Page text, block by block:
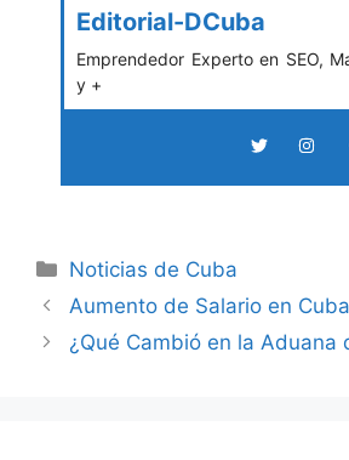
Editorial-DCuba
Emprendedor Experto en SEO,
y +
Categories
Noticias de Cuba
Aumento de Salario en Cuba
¿Qué Cambió en la Aduana